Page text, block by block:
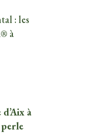
: les
à
à